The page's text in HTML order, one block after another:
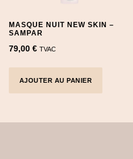
MASQUE NUIT NEW SKIN –
SAMPAR
79,00 € TVAC
AJOUTER AU PANIER